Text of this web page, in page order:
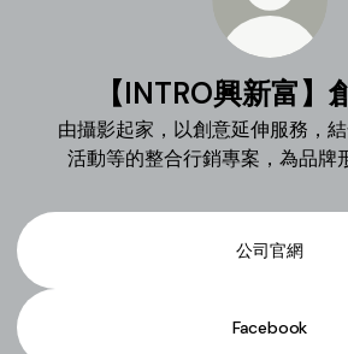
【INTRO興新富】
由攝影起家，以創意延伸服務，結
活動等的整合行銷專案，為品牌
公司官網
Facebook